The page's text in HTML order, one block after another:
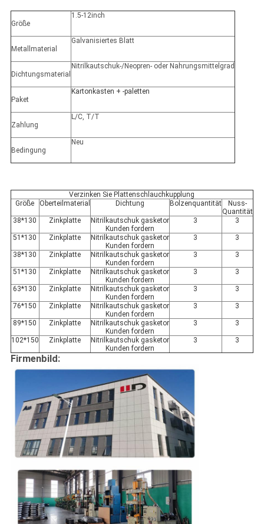
Größe
1.5-12inch
Metallmaterial
Galvanisiertes Blatt
Dichtungsmaterial
Nitrilkautschuk-/Neopren- oder Nahrungsmittelgrad
Paket
Kartonkasten + -paletten
Zahlung
L/C, T/T
Bedingung
Neu
Verzinken Sie Plattenschlauchkupplung
Größe
Oberteilmaterial Dichtung Bolzenquantität
Nuss-
Quantität
38*130
Zinkplatte
Nitrilkautschuk gasketor
Kunden fordern
3 3
51*130 Zinkplatte
Nitrilkautschuk gasketor
Kunden fordern
3 3
38*130 Zinkplatte
Nitrilkautschuk gasketor
Kunden fordern
3 3
51*130 Zinkplatte
Nitrilkautschuk gasketor
Kunden fordern
3 3
63*130 Zinkplatte
Nitrilkautschuk gasketor
Kunden fordern
3 3
76*150 Zinkplatte
Nitrilkautschuk gasketor
Kunden fordern
3 3
89*150 Zinkplatte
Nitrilkautschuk gasketor
Kunden fordern
3 3
102*150 Zinkplatte
Nitrilkautschuk gasketor
Kunden fordern
3 3
Firmenbild: